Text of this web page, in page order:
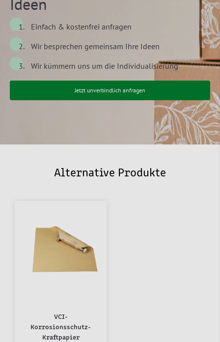
Einfach & kostenfrei anfragen
Wir besprechen gemeinsam Ihre Ideen
Wir kümmern uns um die Individualisierung
Jetzt unverbindlich anfragen
Alternative Produkte
VCI-
Korrosionsschutz-
Kraftpapier